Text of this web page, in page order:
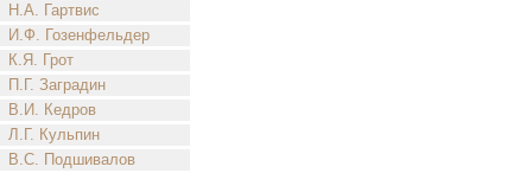
Н.А. Гартвис
И.Ф. Гозенфельдер
К.Я. Грот
П.Г. Заградин
В.И. Кедров
Л.Г. Кульпин
В.С. Подшивалов